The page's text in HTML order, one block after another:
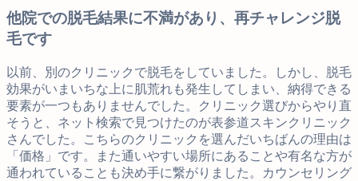
他院での脱毛結果に不満があり、再チャレンジ脱
毛です
以前、別のクリニックで脱毛をしていました。しかし、脱毛
効果がいまいちな上に肌荒れも発生してしまい、納得できる
要素が一つもありませんでした。クリニック選びからやり直
そうと、ネット検索で見つけたのが表参道スキンクリニック
さんでした。こちらのクリニックを選んだいちばんの理由は
「価格」です。また通いやすい場所にあることや有名な方が
通われていることも決め手に繋がりました。カウンセリング